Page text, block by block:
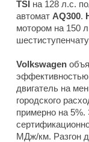
TSI на 128 л.с.
автомат AQ300.
мотором на 150
Volkswagen
двигатель на
городского
примерно на 5%.
МДж/км. Разгон